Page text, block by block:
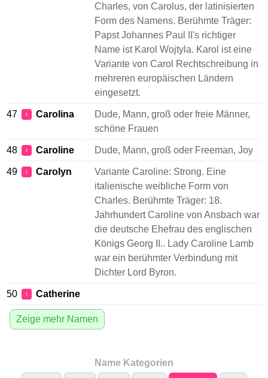
Charles, von Carolus, der latinisierten
Form des Namens. Berühmte Träger:
Papst Johannes Paul II's richtiger
Name ist Karol Wojtyla. Karol ist eine
Variante von Carol Rechtschreibung in
mehreren europäischen Ländern
eingesetzt.
47 ♀ Carolina
Dude, Mann, groß oder freie Männer,
schöne Frauen
48 ♀ Caroline Dude, Mann, groß oder Freeman, Joy
49 ♀ Carolyn
Variante Caroline: Strong. Eine
italienische weibliche Form von
Charles. Berühmte Träger: 18.
Jahrhundert Caroline von Ansbach war
die deutsche Ehefrau des englischen
Königs Georg II.. Lady Caroline Lamb
war ein berühmter Verbindung mit
Dichter Lord Byron.
50 ♀ Catherine
Zeige mehr Namen
Name Kategorien